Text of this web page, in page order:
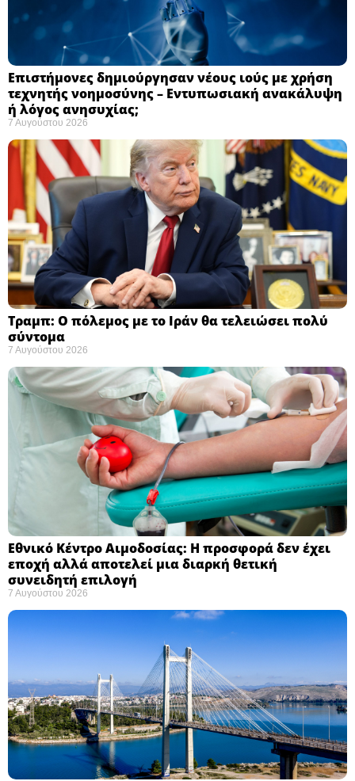
Επιστήμονες δημιούργησαν νέους ιούς με χρήση
τεχνητής νοημοσύνης – Εντυπωσιακή ανακάλυψη
ή λόγος ανησυχίας; ​
7 Αυγούστου 2026
Τραμπ: Ο πόλεμος με το Ιράν θα τελειώσει πολύ
σύντομα ​
7 Αυγούστου 2026
Εθνικό Κέντρο Αιμοδοσίας: H προσφορά δεν έχει
εποχή αλλά αποτελεί μια διαρκή θετική
συνειδητή επιλογή ​
7 Αυγούστου 2026